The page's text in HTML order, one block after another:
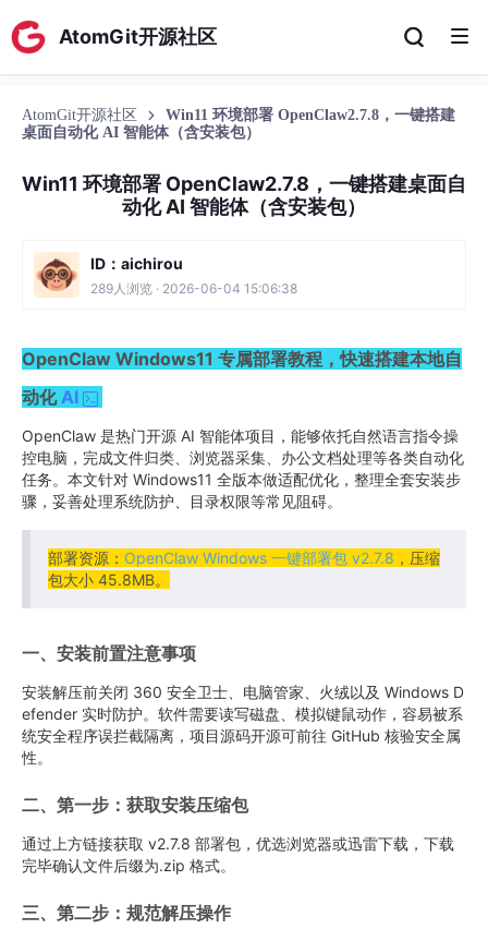
AtomGit开源社区
AtomGit开源社区
Win11 环境部署 OpenClaw2.7.8，一键搭建
桌面自动化 AI 智能体（含安装包）
Win11 环境部署 OpenClaw2.7.8，一键搭建桌面自
动化 AI 智能体（含安装包）
ID：aichirou
289人浏览 · 2026-06-04 15:06:38
OpenClaw Windows11 专属部署教程，快速搭建本地自
动化AI
OpenClaw 是热门开源 AI 智能体项目，能够依托自然语言指令操
控电脑，完成文件归类、浏览器采集、办公文档处理等各类自动化
任务。本文针对 Windows11 全版本做适配优化，整理全套安装步
骤，妥善处理系统防护、目录权限等常见阻碍。
部署资源： OpenClaw Windows 一键部署包 v2.7.8 ，压缩
包大小 45.8MB。
一、安装前置注意事项
安装解压前关闭 360 安全卫士、电脑管家、火绒以及 Windows D
efender 实时防护。软件需要读写磁盘、模拟键鼠动作，容易被系
统安全程序误拦截隔离，项目源码开源可前往 GitHub 核验安全属
性。
二、第一步：获取安装压缩包
通过上方链接获取 v2.7.8 部署包，优选浏览器或迅雷下载，下载
完毕确认文件后缀为.zip 格式。
三、第二步：规范解压操作